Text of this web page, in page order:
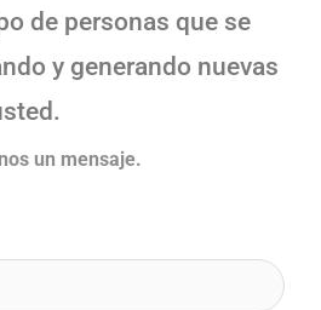
de personas que se
y generando nuevas
un mensaje.